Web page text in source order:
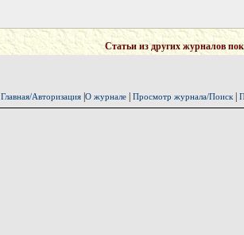
Статьи из других журналов
Главная/Авторизация| О журнале| Просмотр журнала/Поиск|